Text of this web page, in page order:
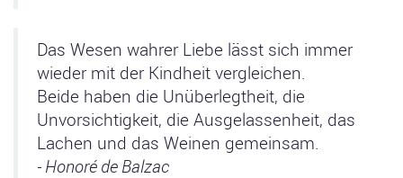
Das Wesen wahrer Liebe lässt sich immer
wieder mit der Kindheit vergleichen.
Beide haben die Unüberlegtheit, die
Unvorsichtigkeit, die Ausgelassenheit, das
Lachen und das Weinen gemeinsam.
- Honoré de Balzac